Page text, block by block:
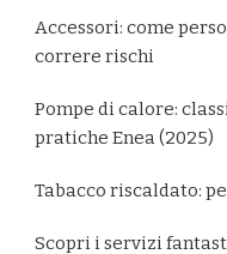
Accessori: come
correre rischi
Pompe di calore:
pratiche Enea (2025)
Tabacco riscaldato:
Scopri i servizi